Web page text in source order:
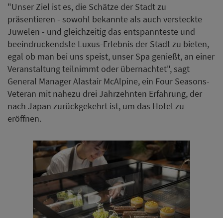
"Unser Ziel ist es, die Schätze der Stadt zu
präsentieren - sowohl bekannte als auch versteckte
Juwelen - und gleichzeitig das entspannteste und
beeindruckendste Luxus-Erlebnis der Stadt zu bieten,
egal ob man bei uns speist, unser Spa genießt, an einer
Veranstaltung teilnimmt oder übernachtet", sagt
General Manager Alastair McAlpine, ein Four Seasons-
Veteran mit nahezu drei Jahrzehnten Erfahrung, der
nach Japan zurückgekehrt ist, um das Hotel zu
eröffnen.